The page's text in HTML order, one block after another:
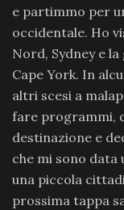
e partimmo per
occidentale. Ho
Nord, Sydney e
Cape York. In
altri scesi a
fare programmi,
destinazione e
che mi sono
una piccola
prossima tappa